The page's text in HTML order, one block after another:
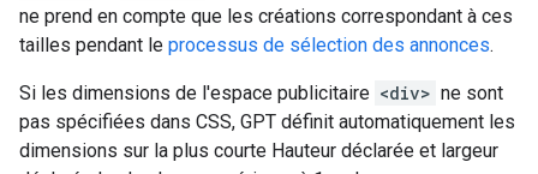
ne prend en compte que les créations correspondant à ces
tailles pendant le processus de sélection des annonces.
Si les dimensions de l'espace publicitaire <div> ne sont
pas spécifiées dans CSS, GPT définit automatiquement les
dimensions sur la plus courte Hauteur déclarée et largeur